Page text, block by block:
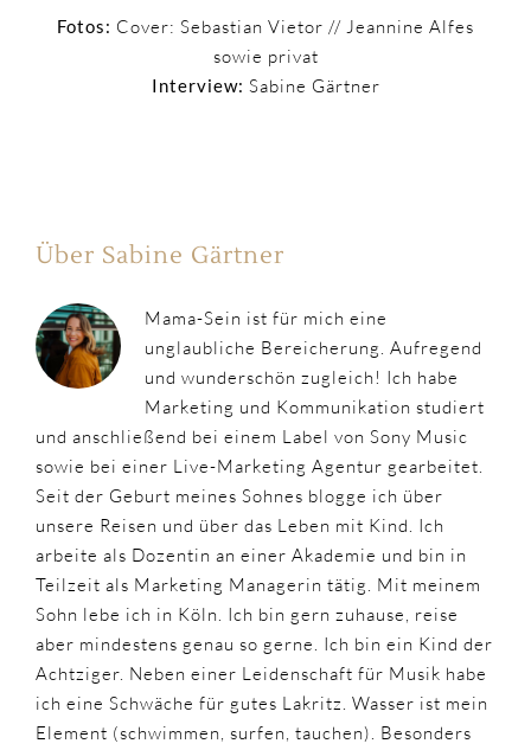
Fotos: Cover: Sebastian Vietor // Jeannine Alfes
sowie privat
Interview: Sabine Gärtner
Über Sabine Gärtner
Mama-Sein ist für mich eine
unglaubliche Bereicherung. Aufregend
und wunderschön zugleich! Ich habe
Marketing und Kommunikation studiert
und anschließend bei einem Label von Sony Music
sowie bei einer Live-Marketing Agentur gearbeitet.
Seit der Geburt meines Sohnes blogge ich über
unsere Reisen und über das Leben mit Kind. Ich
arbeite als Dozentin an einer Akademie und bin in
Teilzeit als Marketing Managerin tätig. Mit meinem
Sohn lebe ich in Köln. Ich bin gern zuhause, reise
aber mindestens genau so gerne. Ich bin ein Kind der
Achtziger. Neben einer Leidenschaft für Musik habe
ich eine Schwäche für gutes Lakritz. Wasser ist mein
Element (schwimmen, surfen, tauchen). Besonders